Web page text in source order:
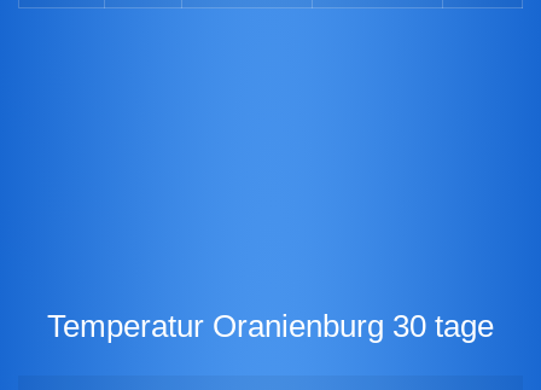
Temperatur Oranienburg 30 tage